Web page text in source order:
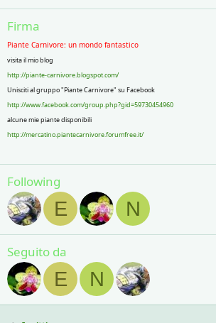
Firma
Piante Carnivore: un mondo fantastico
visita il mio blog
http://piante-carnivore.blogspot.com/
Unisciti al gruppo "Piante Carnivore" su Facebook
http://www.facebook.com/group.php?gid=59730454960
alcune mie piante disponibili
http://mercatino.piantecarnivore.forumfree.it/
Following
E N
Seguito da
E N